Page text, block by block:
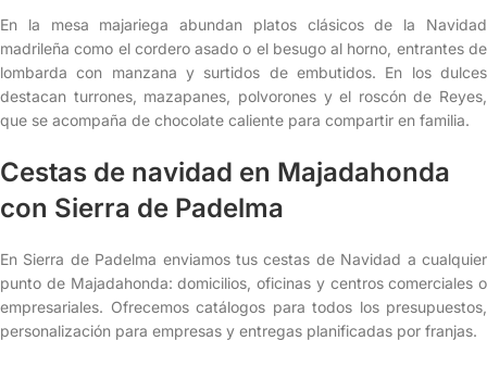
En la mesa majariega abundan platos clásicos de la Navidad
madrileña como el cordero asado o el besugo al horno, entrantes de
lombarda con manzana y surtidos de embutidos. En los dulces
destacan turrones, mazapanes, polvorones y el roscón de Reyes,
que se acompaña de chocolate caliente para compartir en familia.
Cestas de navidad en Majadahonda
con Sierra de Padelma
En Sierra de Padelma enviamos tus cestas de Navidad a cualquier
punto de Majadahonda: domicilios, oficinas y centros comerciales o
empresariales. Ofrecemos catálogos para todos los presupuestos,
personalización para empresas y entregas planificadas por franjas.